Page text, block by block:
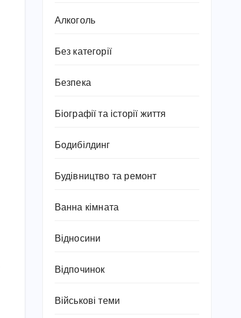
Алкоголь
Без категорії
Безпека
Біографії та історії життя
Бодибілдинг
Будівництво та ремонт
Ванна кімната
Відносини
Відпочинок
Військові теми